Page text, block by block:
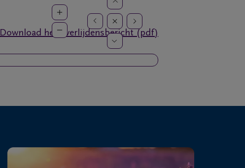
Download het overlijdensbericht (pdf)